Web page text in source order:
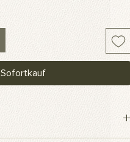
Sofortkauf